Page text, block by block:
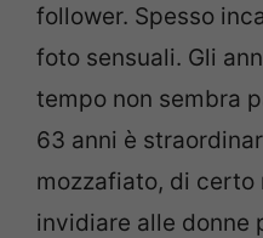
follower. Spesso
foto sensuali. Gli
tempo non sembra
63 anni è
mozzafiato, di certo
invidiare alle donne